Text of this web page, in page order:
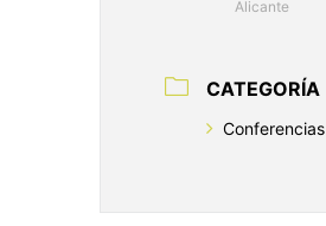
Alicante
CATEGORÍA
Conferencias